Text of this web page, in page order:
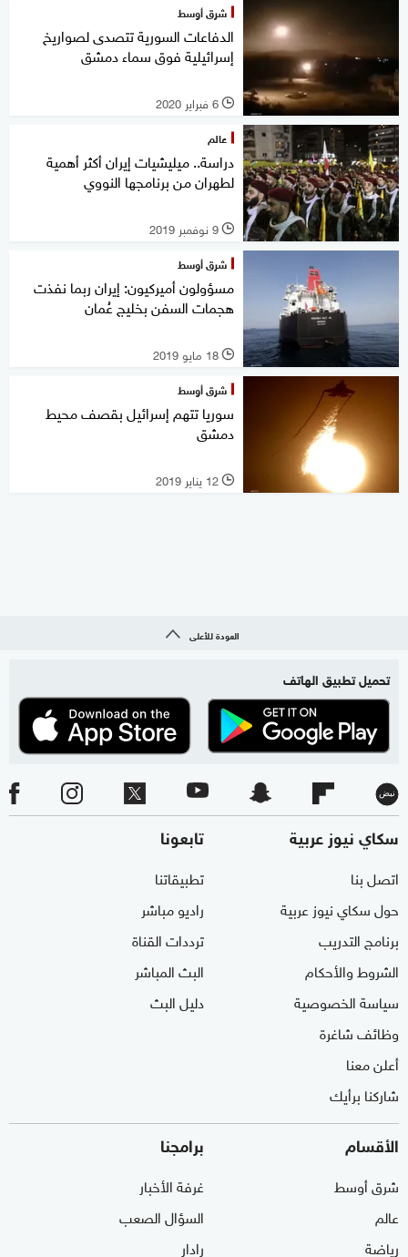
شرق أوسط
الدفاعات السورية تتصدى لصواريخ
إسرائيلية فوق سماء دمشق
l 6 فبراير 2020
عالم
دراسة.. ميليشيات إيران أكثر أهمية
لطهران من برنامجها النووي
l 9 نوفمبر 2019
شرق أوسط
مسؤولون أميركيون: إيران ربما نفذت
هجمات السفن بخليج عُمان
l 18 مايو 2019
شرق أوسط
سوريا تتهم إسرائيل بقصف محيط
دمشق
l 12 يناير 2019
العودة للأعلى
تحميل تطبيق الهاتف
سكاي نيوز عربية
اتصل بنا
حول سكاي نيوز عربية
برنامج التدريب
الشروط والأحكام
سياسة الخصوصية
وظائف شاغرة
أعلن معنا
شاركنا برأيك
تابعونا
تطبيقاتنا
راديو مباشر
ترددات القناة
البث المباشر
دليل البث
الأقسام
شرق أوسط
عالم
رياضة
برامجنا
غرفة الأخبار
السؤال الصعب
رادار